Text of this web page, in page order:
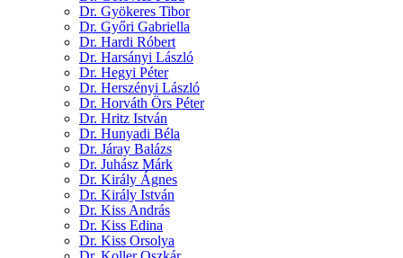
Dr. Gyökeres Tibor
Dr. Győri Gabriella
Dr. Hardi Róbert
Dr. Harsányi László
Dr. Hegyi Péter
Dr. Herszényi László
Dr. Horváth Örs Péter
Dr. Hritz István
Dr. Hunyadi Béla
Dr. Járay Balázs
Dr. Juhász Márk
Dr. Király Ágnes
Dr. Király István
Dr. Kiss András
Dr. Kiss Edina
Dr. Kiss Orsolya